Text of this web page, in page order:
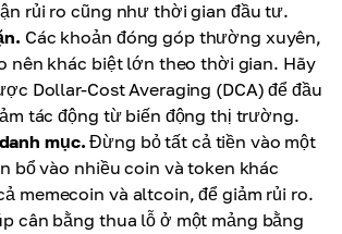
rủi ro cũng như thời gian đầu tư.
Các khoản đóng góp thường xuyên,
nên khác biệt lớn theo thời gian. Hãy
Dollar-Cost Averaging (DCA) để đầu
tác động từ biến động thị trường.
mục. Đừng bỏ tất cả tiền vào một
bổ vào nhiều coin và token khác
memecoin và altcoin, để giảm rủi ro.
cân bằng thua lỗ ở một mảng bằng